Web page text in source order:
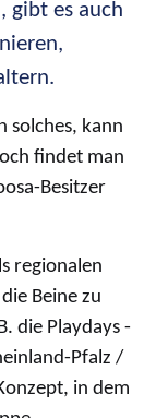
gibt es auch
solches, kann
findet man
Besitzer
regionalen
Beine zu
die Playdays -
Pfalz /
in dem